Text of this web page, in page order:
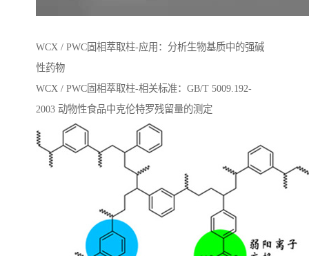
WCX / PWC固相萃取柱-应用：分析生物基质中的强碱
性药物
WCX / PWC固相萃取柱-相关标准：GB/T 5009.192-
2003 动物性⻝品中克伦特罗残留量的测定